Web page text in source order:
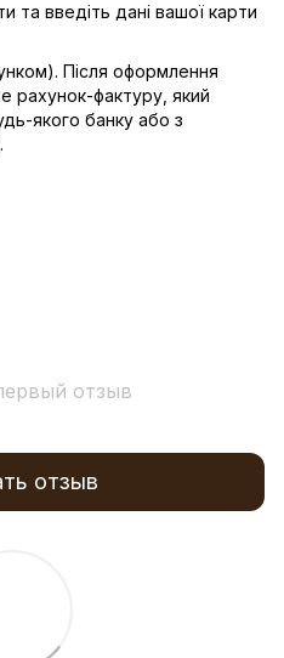
та введіть дані вашої карти
Після оформлення
рахунок-фактуру, який
якого банку або з
отзыв
отзыв